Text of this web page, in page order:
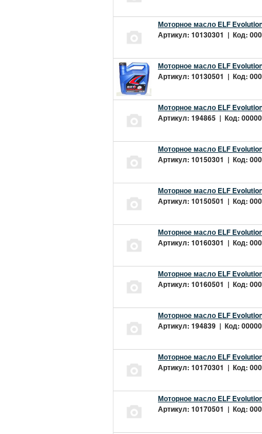
Моторное масло ELF
Артикул: 10130301 | Код:
Моторное масло ELF
Артикул: 10130501 | Код:
Моторное масло ELF
Артикул: 194865 | Код:
Моторное масло ELF
Артикул: 10150301 | Код:
Моторное масло ELF
Артикул: 10150501 | Код:
Моторное масло ELF
Артикул: 10160301 | Код:
Моторное масло ELF
Артикул: 10160501 | Код:
Моторное масло ELF
Артикул: 194839 | Код:
Моторное масло ELF
Артикул: 10170301 | Код:
Моторное масло ELF
Артикул: 10170501 | Код: